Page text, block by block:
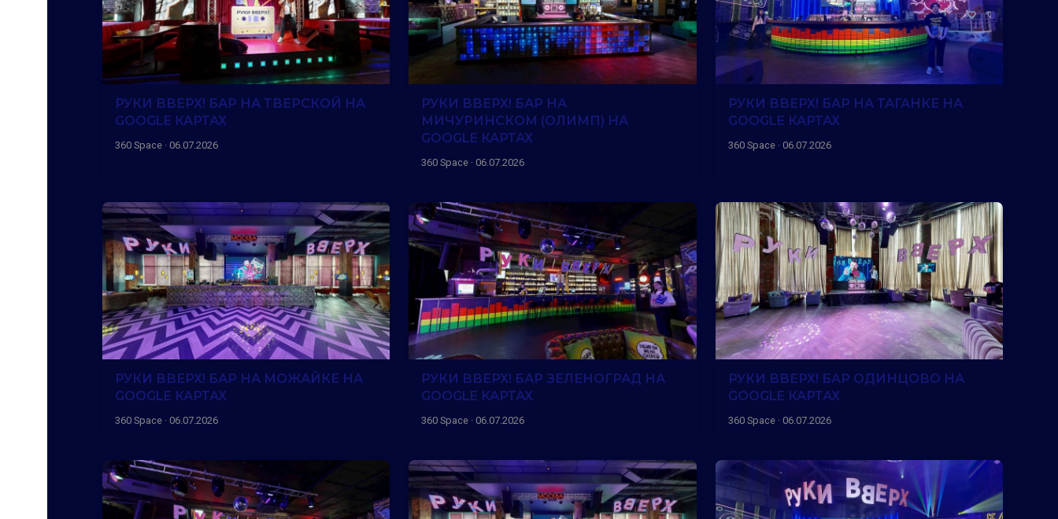
РУКИ ВВЕРХ! БАР НА ТВЕРСКОЙ НА
GOOGLE КАРТАХ
360 Space · 06.07.2026
РУКИ ВВЕРХ! БАР НА
МИЧУРИНСКОМ (ОЛИМП) НА
GOOGLE КАРТАХ
360 Space · 06.07.2026
РУКИ ВВЕРХ! БАР НА ТАГАНКЕ НА
GOOGLE КАРТАХ
360 Space · 06.07.2026
РУКИ ВВЕРХ! БАР НА МОЖАЙКЕ НА
GOOGLE КАРТАХ
360 Space · 06.07.2026
РУКИ ВВЕРХ! БАР ЗЕЛЕНОГРАД НА
GOOGLE КАРТАХ
360 Space · 06.07.2026
РУКИ ВВЕРХ! БАР ОДИНЦОВО НА
GOOGLE КАРТАХ
360 Space · 06.07.2026